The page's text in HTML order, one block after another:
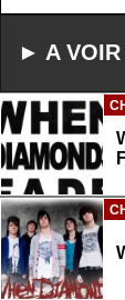
► A VOIR